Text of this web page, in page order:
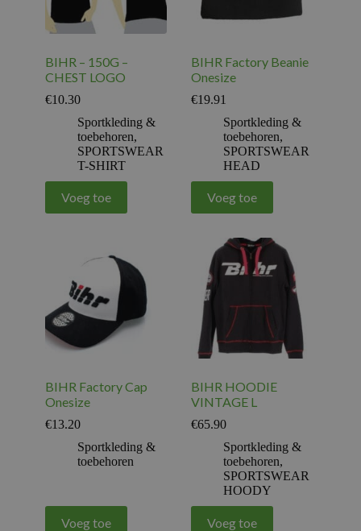
BIHR – 150G –
CHEST LOGO
€10.30
Sportkleding &
toebehoren,
SPORTSWEAR
T-SHIRT
Voeg toe
BIHR Factory Beanie
Onesize
€19.91
Sportkleding &
toebehoren,
SPORTSWEAR
HEAD
Voeg toe
BIHR Factory Cap
Onesize
€13.20
Sportkleding &
toebehoren
Voeg toe
BIHR HOODIE
VINTAGE L
€65.90
Sportkleding &
toebehoren,
SPORTSWEAR
HOODY
Voeg toe